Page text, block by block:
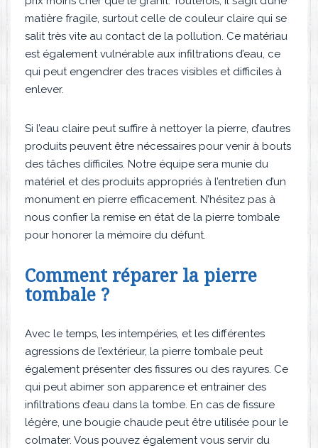
matière fragile, surtout celle de couleur claire qui se
salit très vite au contact de la pollution. Ce matériau
est également vulnérable aux infiltrations d’eau, ce
qui peut engendrer des traces visibles et difficiles à
enlever.
Si l’eau claire peut suffire à nettoyer la pierre, d’autres
produits peuvent être nécessaires pour venir à bouts
des tâches difficiles. Notre équipe sera munie du
matériel et des produits appropriés à l’entretien d’un
monument en pierre efficacement. N’hésitez pas à
nous confier la remise en état de la pierre tombale
pour honorer la mémoire du défunt.
Comment réparer la pierre
tombale ?
Avec le temps, les intempéries, et les différentes
agressions de l’extérieur, la pierre tombale peut
également présenter des fissures ou des rayures. Ce
qui peut abimer son apparence et entrainer des
infiltrations d’eau dans la tombe. En cas de fissure
légère, une bougie chaude peut être utilisée pour le
colmater. Vous pouvez également vous servir du